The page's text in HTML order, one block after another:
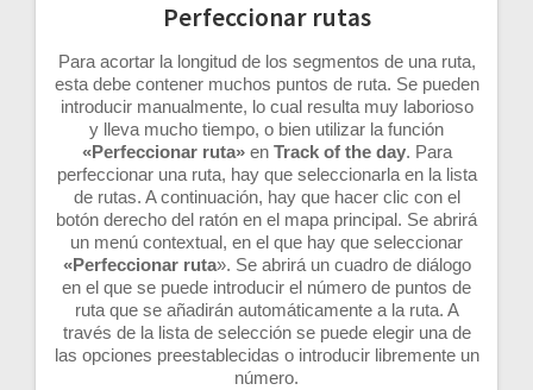
Perfeccionar rutas
Para acortar la longitud de los segmentos de una ruta,
esta debe contener muchos puntos de ruta. Se pueden
introducir manualmente, lo cual resulta muy laborioso
y lleva mucho tiempo, o bien utilizar la función
«Perfeccionar ruta»en Track of the day. Para
perfeccionar una ruta, hay que seleccionarla en la lista
de rutas. A continuación, hay que hacer clic con el
botón derecho del ratón en el mapa principal. Se abrirá
un menú contextual, en el que hay que seleccionar
«Perfeccionar ruta». Se abrirá un cuadro de diálogo
en el que se puede introducir el número de puntos de
ruta que se añadirán automáticamente a la ruta. A
través de la lista de selección se puede elegir una de
las opciones preestablecidas o introducir libremente un
número.